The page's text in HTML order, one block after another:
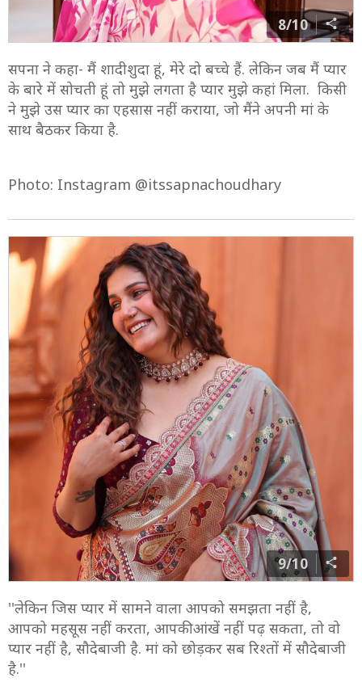
8/10
सपना ने कहा- मैं शादीशुदा हूं, मेरे दो बच्चे हैं. लेकिन जब मैं प्यार
के बारे में सोचती हूं तो मुझे लगता है प्यार मुझे कहां मिला. किसी
ने मुझे उस प्यार का एहसास नहीं कराया, जो मैंने अपनी मां के
साथ बैठकर किया है.
Photo: Instagram @itssapnachoudhary
9/10
''लेकिन जिस प्यार में सामने वाला आपको समझता नहीं है,
आपको महसूस नहीं करता, आपकी आंखें नहीं पढ़ सकता, तो वो
प्यार नहीं है, सौदेबाजी है. मां को छोड़कर सब रिश्तों में सौदेबाजी
है.''